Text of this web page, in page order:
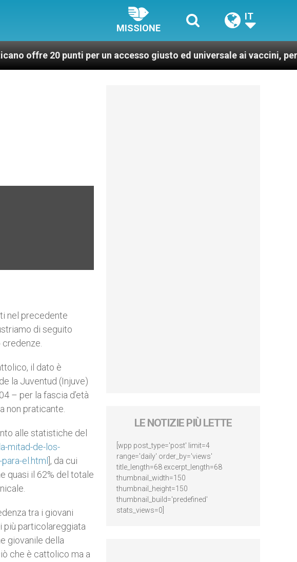
MISSIONE
IT
20 punti per un accesso giusto ed universale ai vaccini, per un
nel precedente
di seguito
il dato è
la Juventud (Injuve)
– per la fascia d’età
non praticante.
alle statistiche del
mitad-de-los-
el.html ], da cui
quasi il 62% del totale
tra i giovani
più particolareggiata
giovanile della
che è cattolico ma a
LE NOTIZIE PIÙ LETTE
[wpp post_type='post' limit=4
range='daily' order_by='views'
title_length=68 excerpt_length=68
thumbnail_width=150
thumbnail_height=150
thumbnail_build='predefined'
stats_views=0]